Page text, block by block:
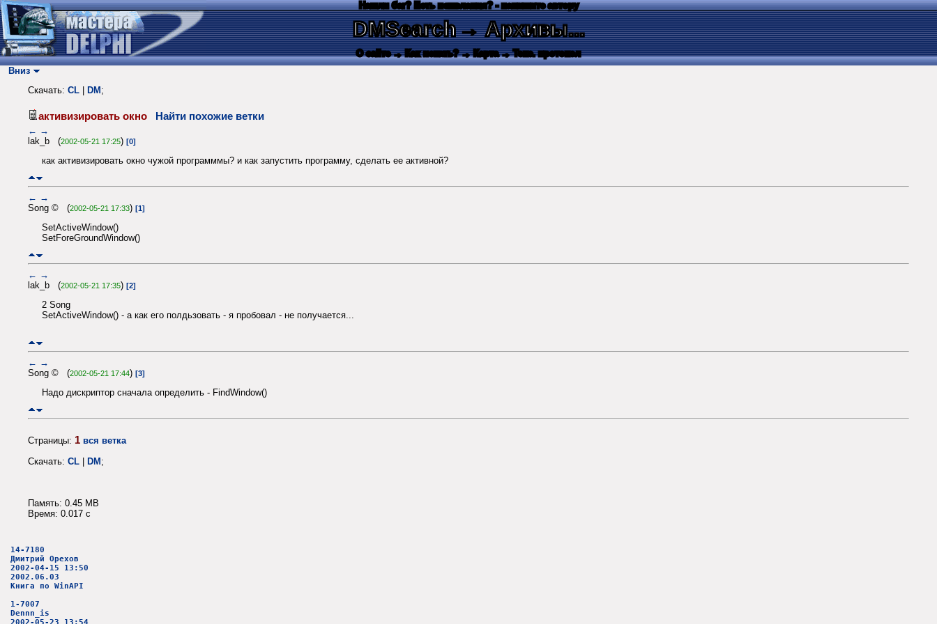
Нашли баг? Есть пожелания? - напишите автору
DMSearch→ Архивы...
О сайте → Как искать? → Карта → Текс. протокол
Вниз
Скачать: CL DM ;
активизировать окно Найти похожие ветки
← →
lak_b (2002-05-21 17:25) [0]
как активизировать окно чужой программмы? и как запустить программу, сделать ее активной?
← →
Song © (2002-05-21 17:33) [1]
SetActiveWindow()
SetForeGroundWindow()
← →
lak_b (2002-05-21 17:35) [2]
2 Song
SetActiveWindow() - а как его полдьзовать - я пробовал - не получается...
← →
Song © (2002-05-21 17:44) [3]
Надо дискриптор сначала определить - FindWindow()
Страницы: 1 вся ветка
Скачать: CL | DM;
Память: 0.45 MB
Время: 0.017 c
14-7180
Дмитрий Орехов
2002-04-15 13:50
2002.06.03
Книга по WinAPI
1-7007
Dennn_is